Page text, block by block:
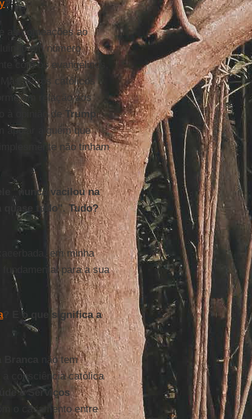
?
as nomeações ao
um número
com os evangélicos,
. Mas outros católicos
em relação aos
à opinião deTrump
apoiar alguém que
não tinham
"nunca vacilou na
quase tudo". Tudo?
em minha
para a sua
? E o que significa a
Branca
não tem
consciência católica
e Serviços
o casamento entre